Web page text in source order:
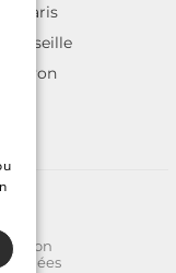
Paris
Lyon